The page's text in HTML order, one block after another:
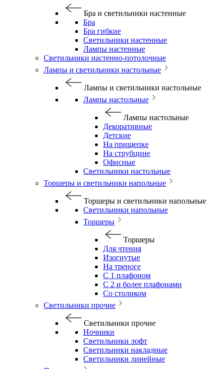
Бра и светильники настенные
Бра
Бра гибкие
Светильники настенные
Лампы настенные
Светильники настенно-потолочные
Лампы и светильники настольные
Лампы и светильники настольные
Лампы настольные
Лампы настольные
Декоративные
Детские
На прищепке
На струбцине
Офисные
Светильники настольные
Торшеры и светильники напольные
Торшеры и светильники напольные
Светильники напольные
Торшеры
Торшеры
Для чтения
Изогнутые
На треноге
С 1 плафоном
С 2 и более плафонами
Со столиком
Светильники прочие
Светильники прочие
Ночники
Светильники лофт
Светильники накладные
Светильники линейные